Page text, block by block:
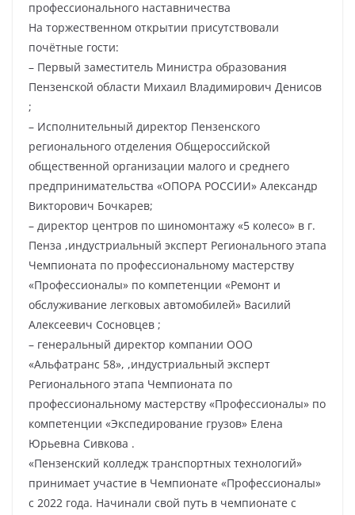
профессионального наставничества
На торжественном открытии присутствовали
почётные гости:
– Первый заместитель Министра образования
Пензенской области Михаил Владимирович Денисов
;
– Исполнительный директор Пензенского
регионального отделения Общероссийской
общественной организации малого и среднего
предпринимательства «ОПОРА РОССИИ» Александр
Викторович Бочкарев;
– директор центров по шиномонтажу «5 колесо» в г.
Пенза ,индустриальный эксперт Регионального этапа
Чемпионата по профессиональному мастерству
«Профессионалы» по компетенции «Ремонт и
обслуживание легковых автомобилей» Василий
Алексеевич Сосновцев ;
– генеральный директор компании ООО
«Альфатранс 58», ,индустриальный эксперт
Регионального этапа Чемпионата по
профессиональному мастерству «Профессионалы» по
компетенции «Экспедирование грузов» Елена
Юрьевна Сивкова .
«Пензенский колледж транспортных технологий»
принимает участие в Чемпионате «Профессионалы»
с 2022 года. Начинали свой путь в чемпионате с